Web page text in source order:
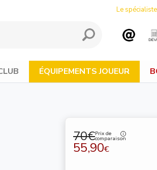
Le
ÉQUIPEMENTS JOUEUR
70€Prix de
comparaison
55,90€